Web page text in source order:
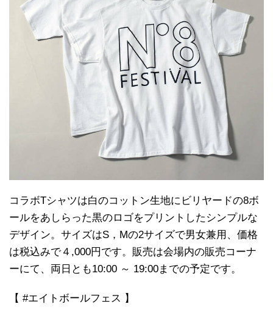
コラボTシャツは白のコットン生地にビリヤードの8ボ
ールをあしらった黒のロゴをプリントしたシンプルな
デザイン。サイズはS，Mの2サイズで男女兼用、価格
は税込みで４,000円です。販売は会場内の販売コーナ
ーにて、両日とも10:00 ～ 19:00までの予定です。
【 #エイトボールフェス 】